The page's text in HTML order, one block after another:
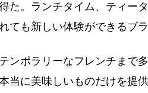
た。ランチタイム、ティー
ても新しい体験ができるブラ
ンポラリーなフレンチまで
当に美味しいものだけを提